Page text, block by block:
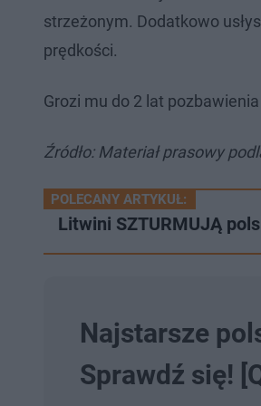
strzeżonym. Dodatkowo
prędkości.
Grozi mu do 2 lat
Źródło: Materiał prasowy
POLECANY ARTYKUŁ:
Litwini SZTURMUJĄ
Najstarsze
Sprawdź się!